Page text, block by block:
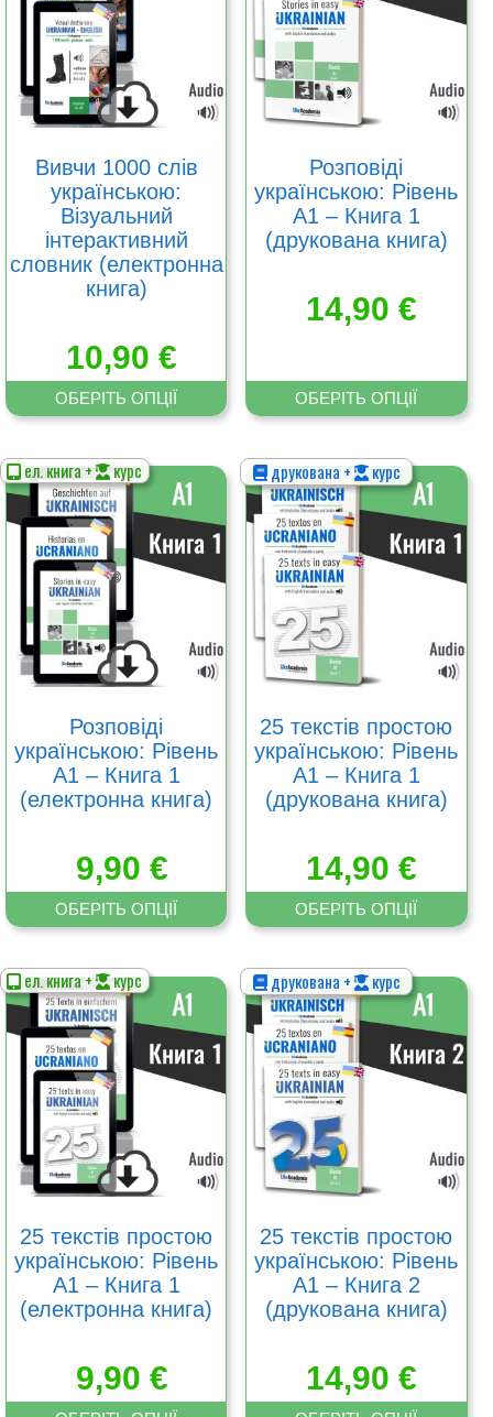
Вивчи 1000 слів
українською:
Візуальний
інтерактивний
словник (електронна
книга)
10,90€
ОБЕРІТЬ ОПЦІЇ
варіантів.
Параметри
можна
вибрати
на
сторінці
Розповіді
українською: Рівень
А1 – Книга 1
(друкована книга)
14,90€
ОБЕРІТЬ ОПЦІЇ
варіантів.
Параметри
можна
вибрати
сторінці
ел. книга + курс
Розповіді
українською: Рівень
А1 – Книга 1
(електронна книга)
9,90 €
ОБЕРІТЬ ОПЦІЇ
Цей
товар
має
кілька
варіантів.
Параметри
можна
вибрати
на
сторінці
друкована + курс
25 текстів простою
українською: Рівень
А1 – Книга 1
(друкована книга)
14,90€
ОБЕРІТЬ ОПЦІЇ
Цей
товар
має
кілька
варіантів.
Параметри
можна
вибрати
сторінці
ел. книга + курс
25 текстів простою
українською: Рівень
А1 – Книга 1
(електронна книга)
9,90 €
Цей
товар
має
кілька
варіантів.
Параметри
можна
вибрати
на
сторінці
друкована + курс
25 текстів простою
українською: Рівень
А1 – Книга 2
(друкована книга)
14,90€
Цей
товар
має
кілька
варіантів.
Параметри
можна
вибрати
сторінці